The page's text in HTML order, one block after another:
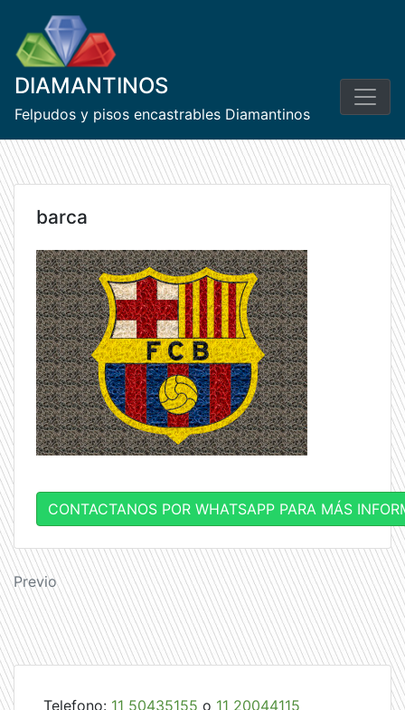
content
DIAMANTINOS
Felpudos y pisos encastrables Diamantinos
barca
CONTACTANOS POR WHATSAPP PARA MÁS
Navegación
de
entradas
Previo
Telefono: 11 50435155 o 11 20044115